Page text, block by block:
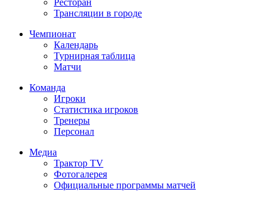
Ресторан
Трансляции в городе
Чемпионат
Календарь
Турнирная таблица
Матчи
Команда
Игроки
Статистика игроков
Тренеры
Персонал
Медиа
Трактор TV
Фотогалерея
Официальные программы матчей